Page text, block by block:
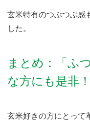
玄米特有のつぶつぶ感
した。
まとめ：「ふ
な方にも是非！
玄米好きの方にとって